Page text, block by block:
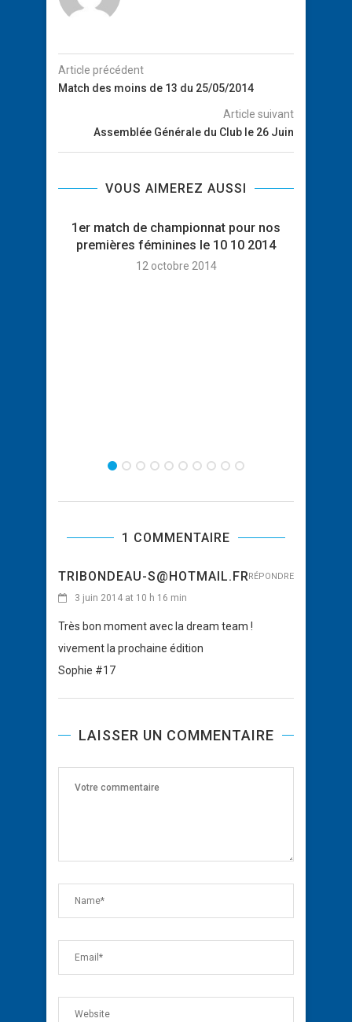
Article précédent
Match des moins de 13 du 25/05/2014
Article suivant
Assemblée Générale du Club le 26 Juin
VOUS AIMEREZ AUSSI
1er match de championnat pour nos
premières féminines le 10 10 2014
12 octobre 2014
1 COMMENTAIRE
TRIBONDEAU-S@HOTMAIL.FR
3 juin 2014 at 10 h 16 min
Très bon moment avec la dream team !
vivement la prochaine édition
Sophie #17
RÉPONDRE
LAISSER UN COMMENTAIRE